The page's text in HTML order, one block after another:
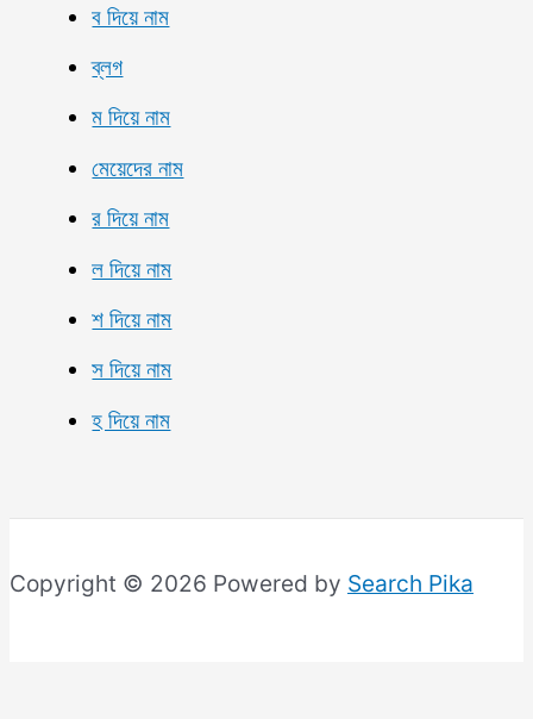
ব দিয়ে নাম
ব্লগ
ম দিয়ে নাম
মেয়েদের নাম
র দিয়ে নাম
ল দিয়ে নাম
শ দিয়ে নাম
স দিয়ে নাম
হ দিয়ে নাম
Copyright © 2026 Powered by Search Pika